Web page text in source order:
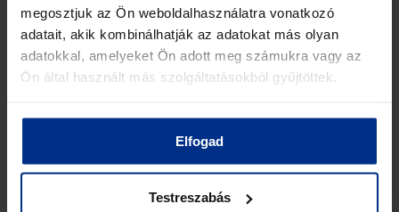
megosztjuk az Ön weboldalhasználatra vonatkozó
adatait, akik kombinálhatják az adatokat más olyan
adatokkal, amelyeket Ön adott meg számukra vagy az
Ön által használt más szolgáltatásokból gyűjtöttek.
Elfogad
Testreszabás